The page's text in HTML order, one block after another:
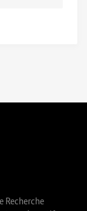
Recherche